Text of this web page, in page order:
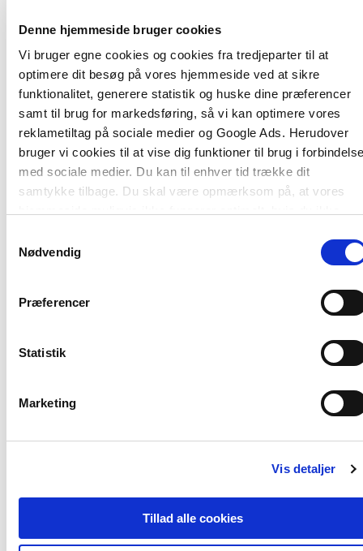
Denne hjemmeside bruger cookies
Vi bruger egne cookies og cookies fra tredjeparter til at
optimere dit besøg på vores hjemmeside ved at sikre
funktionalitet, generere statistik og huske dine præferencer
samt til brug for markedsføring, så vi kan optimere vores
reklametiltag på sociale medier og Google Ads. Herudover
bruger vi cookies til at vise dig funktioner til brug i
med sociale medier. Du kan til enhver tid trække dit
samtykke tilbage. Du skal være opmærksom på, at vores
Nødvendig
Præferencer
Statistik
Marketing
Vis detaljer
Tillad alle cookies
Anton Makarenko (1888-1939)
Lev Vygotsky (1896-1934)
Erik Erikson (1902-1994)
Paulo Freire (1921-1997)
Oskar Negt (f. 1934)
Max van Manen (f. 1942)
Thomas Ziehe (f. 1947)
Etienne Wenger (f. 1952)
Hartmut Rosa (f. 1965)
Bidragydere
Ditte Tofteng
Jan Jaap Rothuizen